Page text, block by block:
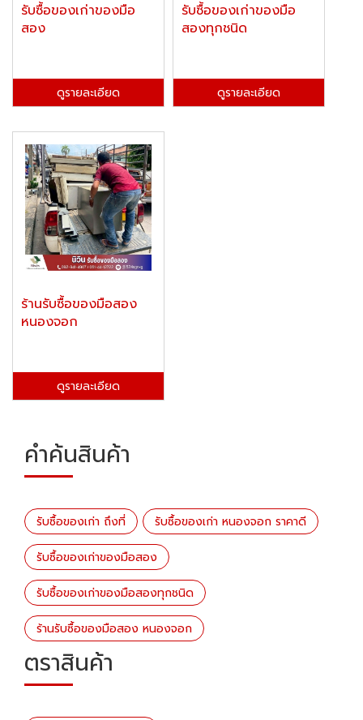
รับซื้อของเก่าของมือ
สอง
ดูรายละเอียด
รับซื้อของเก่าของมือ
สองทุกชนิด
ดูรายละเอียด
ร้านรับซื้อของมือสอง
หนองจอก
ดูรายละเอียด
คำค้นสินค้า
รับซื้อของเก่า ถึงที่ รับซื้อของเก่า หนองจอก ราคาดี
รับซื้อของเก่าของมือสอง
รับซื้อของเก่าของมือสองทุกชนิด
ร้านรับซื้อของมือสอง หนองจอก
ตราสินค้า